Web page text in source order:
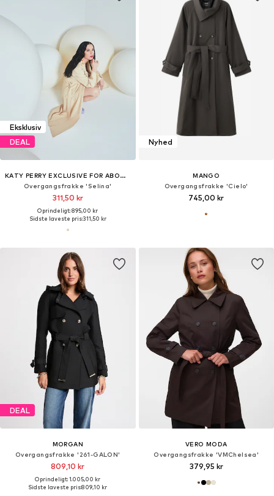
Eksklusiv
DEAL
KATY PERRY EXCLUSIVE FOR ABOUT YOU
Overgangsfrakke 'Selina'
311,50 kr
Oprindeligt: 895,00 kr
Sidste laveste pris:311,50 kr
Nyhed
MANGO
Overgangsfrakke 'Cielo'
745,00 kr
DEAL
MORGAN
Overgangsfrakke '261-GALON'
809,10 kr
Oprindeligt: 1.005,00 kr
Sidste laveste pris:809,10 kr
VERO MODA
Overgangsfrakke 'VMChelsea'
379,95 kr